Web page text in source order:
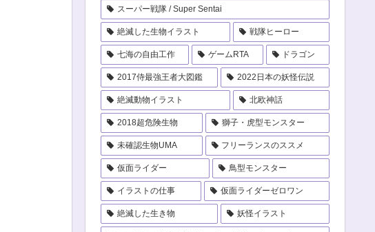
スーパー戦隊 / Super Sentai
絶滅した生物イラスト 戦隊ヒーロー
七海の自由工作 ゲームRTA ドラゴン
2017侍最強王者大図鑑 2022日本の妖怪伝説
絶滅動物イラスト 北欧神話
2018超危険生物 獅子・虎型モンスター
未確認生物UMA フリーランスのススメ
仮面ライダー 鳥型モンスター
イラストの仕事 仮面ライダーゼロワン
絶滅した生き物 妖怪イラスト